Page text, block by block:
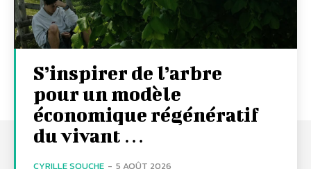
S’inspirer de l’arbre
pour un modèle
économique régénératif
du vivant …
CYRILLE SOUCHE - 5 AOÛT 2026